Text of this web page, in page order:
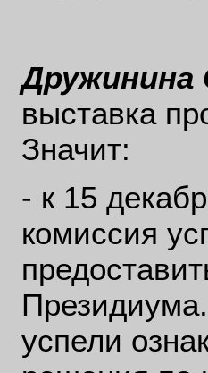
выставка
Значит:
- к 15
комиссия
успели